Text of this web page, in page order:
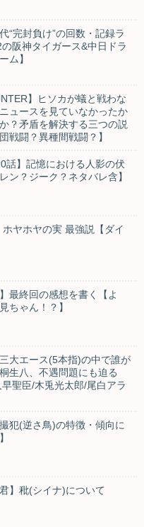
“完封負け”の回数・記録ラ
阪神タイガース&中日ドラ
ム】
】ヒソカが蟻と戦わな
ュースを見ていなかったか
？矛盾を解決する三つの説
戦闘？異種間戦闘？】
話】記憶における人影の伏
ン？ジーク？ネタバレ含】
ホヤホヤの実 最強説【ダイ
最終回の感想を書く【よ
ゃん！？】
大エース(5本指)の中で誰が
生八、不遇問題にも迫る
早聖臣/木兎光太郎/尾白アラ
犯(逆さ鳥)の特徴・傾向に
】秕(シイナ)について